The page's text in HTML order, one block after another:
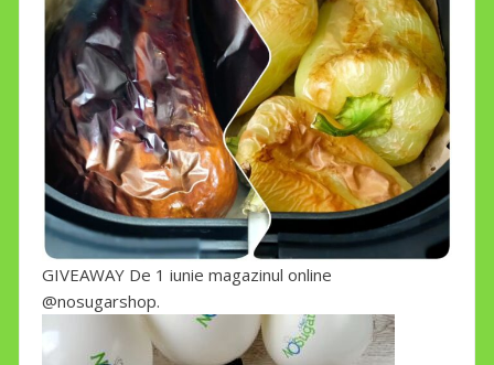
GIVEAWAY De 1 iunie magazinul online
@nosugarshop.